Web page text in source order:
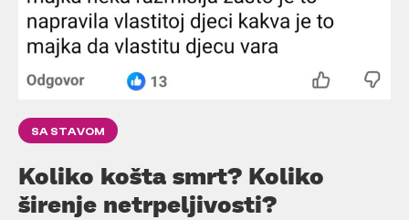
SA STAVOM
Koliko košta smrt? Koliko
širenje netrpeljivosti?